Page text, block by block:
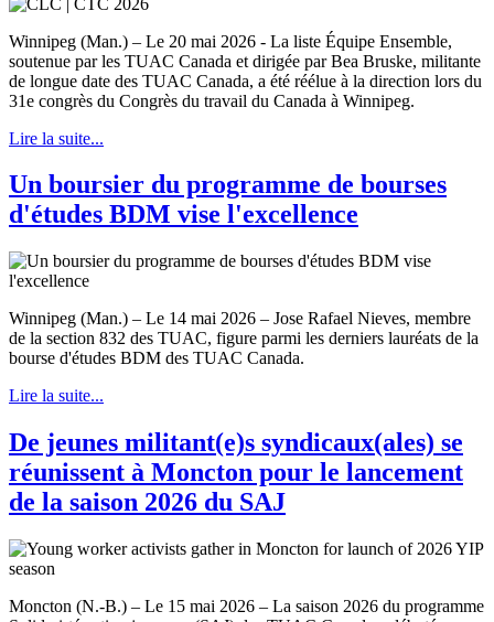
Winnipeg (Man.) – Le 20 mai 2026 - La liste Équipe Ensemble,
soutenue par les TUAC Canada et dirigée par Bea Bruske, militante
de longue date des TUAC Canada, a été réélue à la direction lors du
31e congrès du Congrès du travail du Canada à Winnipeg.
Lire la suite...
Un boursier du programme de bourses
d'études BDM vise l'excellence
Winnipeg (Man.) – Le 14 mai 2026 – Jose Rafael Nieves, membre
de la section 832 des TUAC, figure parmi les derniers lauréats de la
bourse d'études BDM des TUAC Canada.
Lire la suite...
De jeunes militant(e)s syndicaux(ales) se
réunissent à Moncton pour le lancement
de la saison 2026 du SAJ
Moncton (N.-B.) – Le 15 mai 2026 – La saison 2026 du programme